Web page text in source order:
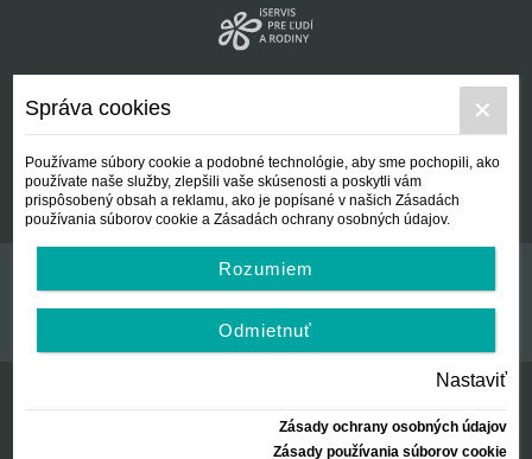
Kontakt
Všeobecné podmienky
© Centrálna nezisková spoločnosť | since 2012
Správa cookies
Používame súbory cookie a podobné technológie, aby sme pochopili, ako
používate naše služby, zlepšili vaše skúsenosti a poskytli vám
prispôsobený obsah a reklamu, ako je popísané v našich Zásadách
používania súborov cookie a Zásadách ochrany osobných údajov.
Rozumiem
Odmietnuť
Nastaviť
Zásady ochrany osobných údajov
Zásady používania súborov cookie